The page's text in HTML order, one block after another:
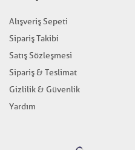
Alışveriş Sepeti
Sipariş Takibi
Satış Sözleşmesi
Sipariş & Teslimat
Gizlilik & Güvenlik
Yardım